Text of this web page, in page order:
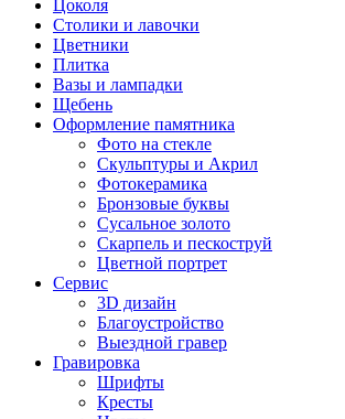
Цоколя
Столики и лавочки
Цветники
Плитка
Вазы и лампадки
Щебень
Оформление памятника
Фото на стекле
Скульптуры и Акрил
Фотокерамика
Бронзовые буквы
Сусальное золото
Скарпель и пескоструй
Цветной портрет
Сервис
3D дизайн
Благоустройство
Выездной гравер
Гравировка
Шрифты
Кресты